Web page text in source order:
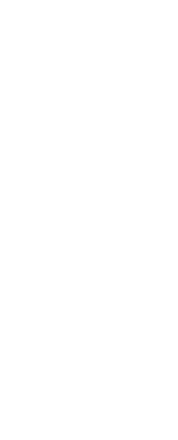
集团搭建投融资平台
费注册公司专项教育培训工
讨电子商务监管工作
营造优良发展环境造服务型
册公司后视镜总成
查指导工作
经纪人队伍
研修班培训呈三大点
品安全监管
康安全相关产品广告
碚局东所了解灾
区的1元注册公司援助工作
难同胞哀悼工作
者支援地震灾区受伤群众
23万余元